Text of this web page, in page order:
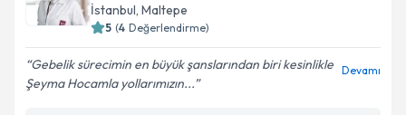
İstanbul, Maltepe
5 (4 Değerlendirme)
Gebelik sürecimin en büyük şanslarından biri kesinlikle
Şeyma Hocamla yollarımızın...
Devamı